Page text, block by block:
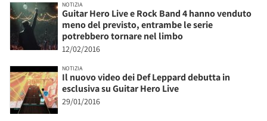
NOTIZIA
Guitar Hero Live e Rock Band 4 hanno venduto
meno del previsto, entrambe le serie
potrebbero tornare nel limbo
12/02/2016
NOTIZIA
Il nuovo video dei Def Leppard debutta in
esclusiva su Guitar Hero Live
29/01/2016